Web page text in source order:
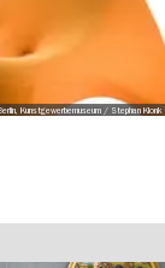
Kunstgewerbemuseum / Stephan Klonk